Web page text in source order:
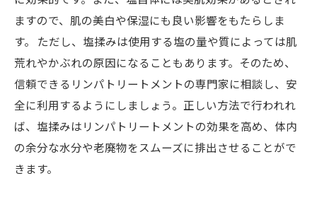
ますので、肌の美白や保湿にも良い影響をもたらしま
す。 ただし、塩揉みは使用する塩の量や質によっては肌
荒れやかぶれの原因になることもあります。そのため、
信頼できるリンパトリートメントの専門家に相談し、安
全に利用するようにしましょう。正しい方法で行われれ
ば、塩揉みはリンパトリートメントの効果を高め、体内
の余分な水分や老廃物をスムーズに排出させることがで
きます。